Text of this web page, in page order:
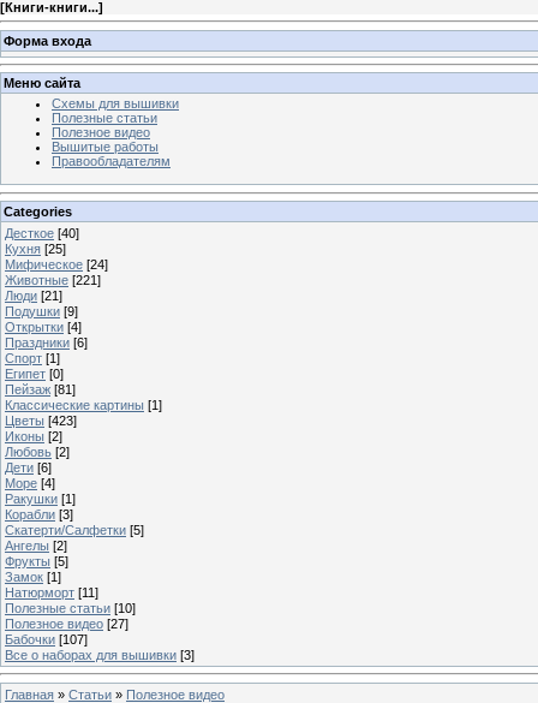
[Книги-книги...]
Форма входа
Меню сайта
Схемы для вышивки
Полезные статьи
Полезное видео
Вышитые работы
Правообладателям
Categories
Десткое [40]
Кухня [25]
Мифическое [24]
Животные [221]
Люди [21]
Подушки [9]
Открытки [4]
Праздники [6]
Спорт [1]
Египет [0]
Пейзаж [81]
Классические картины [1]
Цветы [423]
Иконы [2]
Любовь [2]
Дети [6]
Море [4]
Ракушки [1]
Корабли [3]
Скатерти/Салфетки [5]
Ангелы [2]
Фрукты [5]
Замок [1]
Натюрморт [11]
Полезные статьи [10]
Полезное видео [27]
Бабочки [107]
Все о наборах для вышивки [3]
Главная » Статьи » Полезное видео